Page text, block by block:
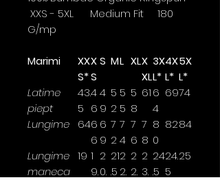
XXS - 5XL Medium Fit 180
G/mp
Marimi
XX
S*
X
S
S ML XLX
XL
3X
L*
4X
L*
5X
L*
Latime
piept
43.
5
4
6
4
9
5
2
5
5
5
8
616
4
6974
Lungime 646
6
6
9
7
2
7
4
7
6
7
8
8
0
8284
Lungime
maneca
19 1
9.
2
0.
21
.5
2
2.
2
2.
2
3.
24
.5
24.
5
25